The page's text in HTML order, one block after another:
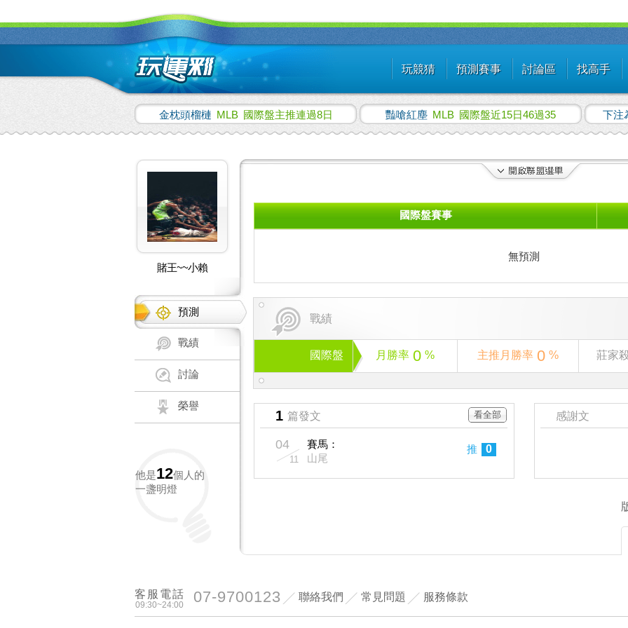
玩競猜 預測賽事 討論區 找高手
金枕頭榴槤 MLB 國際盤主推連過8日 豔嗆紅塵 MLB 國際盤近15日46過35 下注
賭王~~小賴
預測
戰績
討論
榮譽
他是12個人的
一盞明燈
國際盤賽事
無預測
戰績
國際盤 月勝率 0 % 主推月勝率 0 % 莊家
1 篇發文 看全部
04
11
賽馬：
山尾
推 0
感謝文
09:30~24:00
客服電話 07-9700123 聯絡我們 常見問題 服務條款